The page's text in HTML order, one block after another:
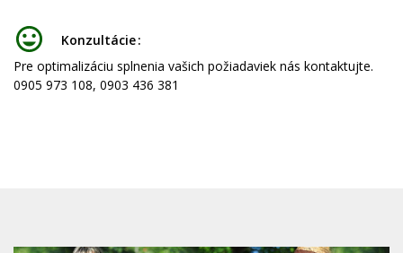
Konzultácie
Pre optimalizáciu splnenia vašich požiadaviek nás kontaktujte.
0905 973 108, 0903 436 381